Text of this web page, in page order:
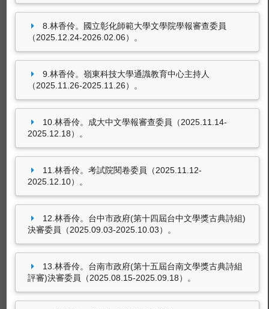
212筆資料 more...
尚無資料
參訪活動
林香伶。出版社參訪.職涯說明（五南圖書公司.
林香伶。東海、淡江中文系交流、淡水老街深度
導覽（重建街與埔頂）（淡水、淡江大學中文系
2017.05.13-2017.05.13）。
林香伶。參訪雲林故事館、布袋戲館、嘉義板陶
窯、交趾剪黏工藝園區（夏日時光微旅行：在地
文創參訪活動 2016.05.07-2016.05.07）。
8.林香伶。國立彰化師範大學文學院學報審查委員
（2025.12.24-2026.02.06）。
9.林香伶。嶺東科技大學通識教育中心主持人
（2025.11.26-2025.11.26）。
10.林香伶。成大中文學報審查委員（2025.11.14-
2025.12.18）。
11.林香伶。考試院閱卷委員（2025.11.12-
2025.12.10）。
12.林香伶。台中市政府(第十四屆台中文學獎古典詩組)
決審委員（2025.09.03-2025.10.03）。
13.林香伶。台南市政府(第十五屆台南文學獎古典詩組
評審)決審委員（2025.08.15-2025.09.18）。